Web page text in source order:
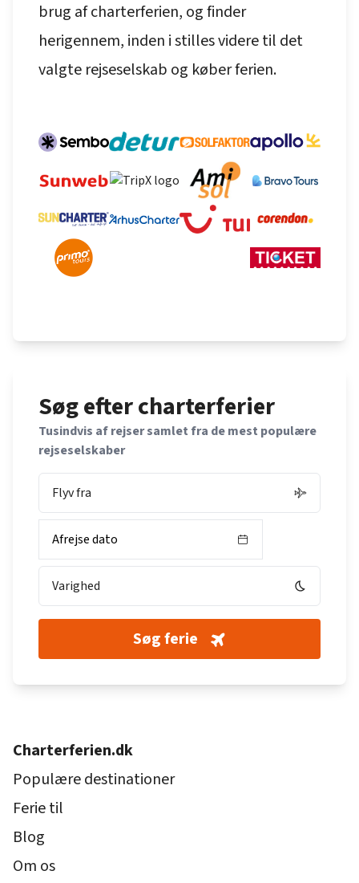
brug af charterferien, og finder
herigennem, inden i stilles videre til det
valgte rejseselskab og køber ferien.
Søg efter charterferier
Tusindvis af rejser samlet fra de mest populære
rejseselskaber
Flyv fra
Afrejse dato
Varighed
Søg ferie
Charterferien.dk
Populære destinationer
Ferie til
Blog
Om os